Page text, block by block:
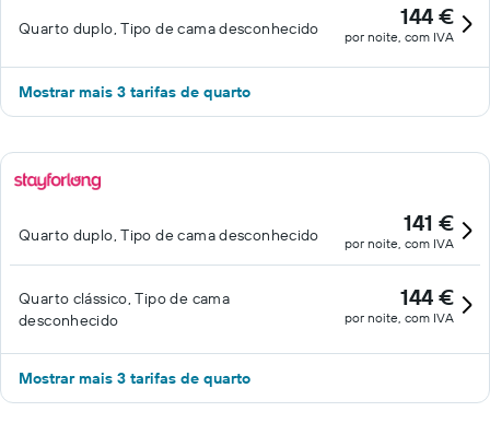
Quarto duplo, Tipo de cama desconhecido 144 €
por noite, com IVA
Mostrar mais 3 tarifas de quarto
Quarto duplo, Tipo de cama desconhecido 141 €
por noite, com IVA
Quarto clássico, Tipo de cama
desconhecido
144 €
por noite, com IVA
Mostrar mais 3 tarifas de quarto